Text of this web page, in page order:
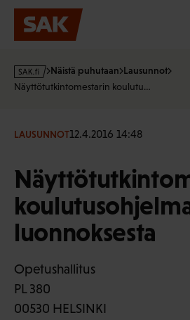
Hyppää
sisältöön
s
a
f
Näistä puhutaan Lausunnot
Näyttötutkintomestarin koulutu…
LAUSUNNOT12.4.2016 14:48
luonnoksesta
Opetushallitus
PL 380
00530 HELSINKI